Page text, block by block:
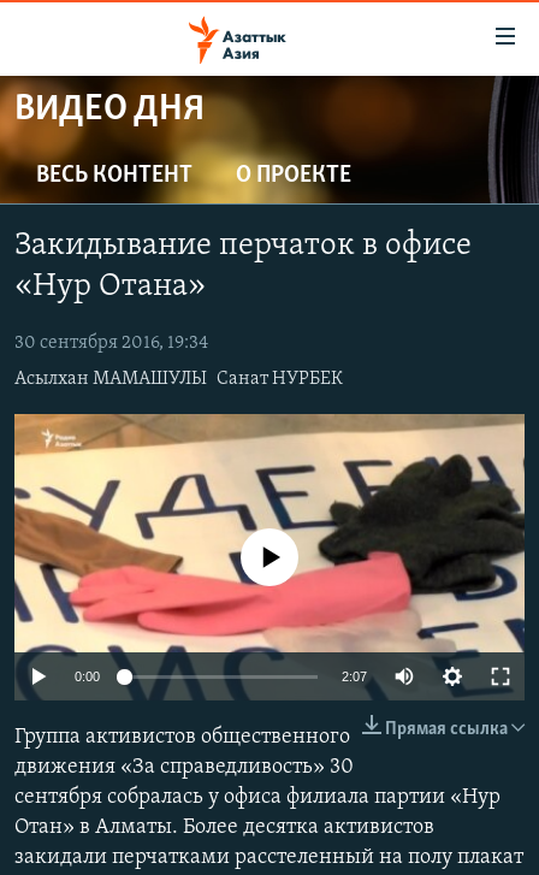
Вернуться
основному
содержанию
главной
навигации
Вернутся
ЦЕНТРАЛЬНАЯ АЗИЯ
КАЗАХСТАН
УЗБЕКИСТАН
ТАДЖИКИСТАН
НОВОСТИ
НА ДРУГИХ ЯЗЫКАХ
ҚАЗАҚША
КЫРГЫЗЧА
ЎЗБЕКЧА
ТОҶИКӢ
TÜRKMENÇE
Все сайты РСЕ/РС
ВИДЕО ДНЯ
ВЕСЬ КОНТЕНТ О ПРОЕКТЕ
Закидывание перчаток в офисе
«Нур Отана»
30 сентября 2016, 19:34
Асылхан МАМАШУЛЫ Санат НУРБЕК
No media source currently available
0:00 2:07
Прямая ссылка
Группа активистов общественного
движения «За справедливость» 30
сентября собралась у офиса филиала партии «Нур
Отан» в Алматы. Более десятка активистов
закидали перчатками расстеленный на полу плакат